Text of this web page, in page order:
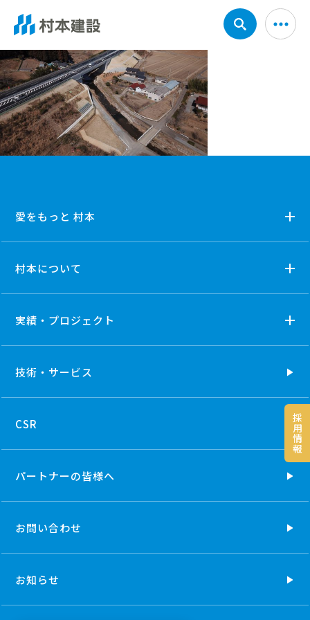
採
用
情
報
愛をもっと 村本
村本について
実績・プロジェクト
技術・ サービス
CSR
パートナーの皆様へ
お問い合わせ
お知らせ